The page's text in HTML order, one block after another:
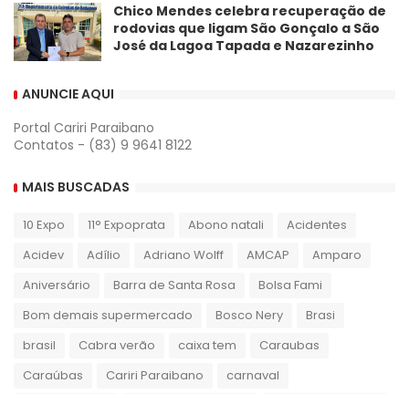
Chico Mendes celebra recuperação de
rodovias que ligam São Gonçalo a São
José da Lagoa Tapada e Nazarezinho
ANUNCIE AQUI
Portal Cariri Paraibano
Contatos - (83) 9 9641 8122
MAIS BUSCADAS
10 Expo 11° Expoprata Abono natali
Acidentes
Acidev
Adílio Adriano Wolff AMCAP
Amparo
Aniversário
Barra de Santa Rosa
Bolsa Fami
Bom demais supermercado
Bosco Nery
Brasi
brasil
Cabra verão caixa tem
Caraubas
Caraúbas
Cariri Paraibano
carnaval